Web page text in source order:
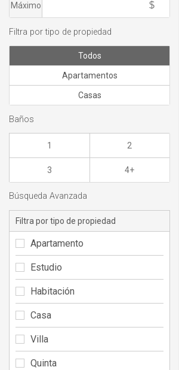
Máximo
Filtra por tipo de propiedad
Todos
Apartamentos
Casas
Baños
1 2
3 4+
Búsqueda Avanzada
Filtra por tipo de propiedad
Apartamento
Estudio
Habitación
Casa
Villa
Quinta